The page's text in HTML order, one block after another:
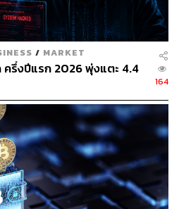
ารรับฟังความคิดเห็นเกี่ยวกับร่าง
รกำกับดูแลการซื้อขายคริปโตเค
www.sec.or.th/TH/Pages/PB_De
ะบบกลางทางกฎหมาย
สดงความคิดเห็นได้ที่เว็บไซต์
หรือchananchida@
พันธ์ 2566
าการซื้อคริปโตขั้นต่ำที่ 5,000 บ
ญส่วนใหญ่ไร้ปัจจัยพื้นฐานรองรับ
/ MARKET
รึ่งปีแรก 2026 พุ่งแตะ 4.4
164